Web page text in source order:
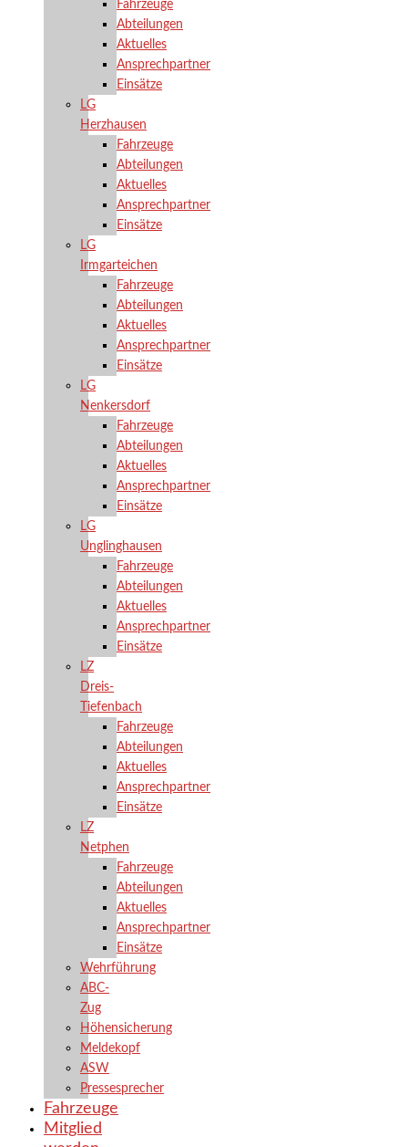
Fahrzeuge
Abteilungen
Aktuelles
Ansprechpartner
Einsätze
LG
Herzhausen
Fahrzeuge
Abteilungen
Aktuelles
Ansprechpartner
Einsätze
LG
Irmgarteichen
Fahrzeuge
Abteilungen
Aktuelles
Ansprechpartner
Einsätze
LG
Nenkersdorf
Fahrzeuge
Abteilungen
Aktuelles
Ansprechpartner
Einsätze
LG
Unglinghausen
Fahrzeuge
Abteilungen
Aktuelles
Ansprechpartner
Einsätze
LZ
Dreis-
Tiefenbach
Fahrzeuge
Abteilungen
Aktuelles
Ansprechpartner
Einsätze
LZ
Netphen
Fahrzeuge
Abteilungen
Aktuelles
Ansprechpartner
Einsätze
Wehrführung
ABC-
Zug
Höhensicherung
Meldekopf
ASW
Pressesprecher
Fahrzeuge
Mitglied